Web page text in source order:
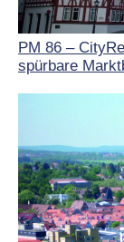
PM 86 –
spürbare